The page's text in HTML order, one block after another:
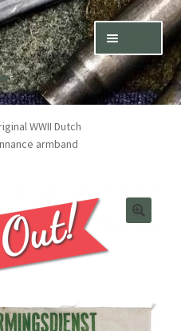
& Delivery
WWII Dutch
armband